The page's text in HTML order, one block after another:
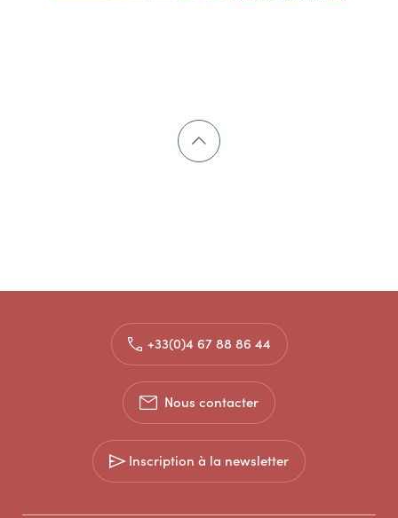
+33(0)4 67 88 86 44
Nous contacter
Inscription à la newsletter